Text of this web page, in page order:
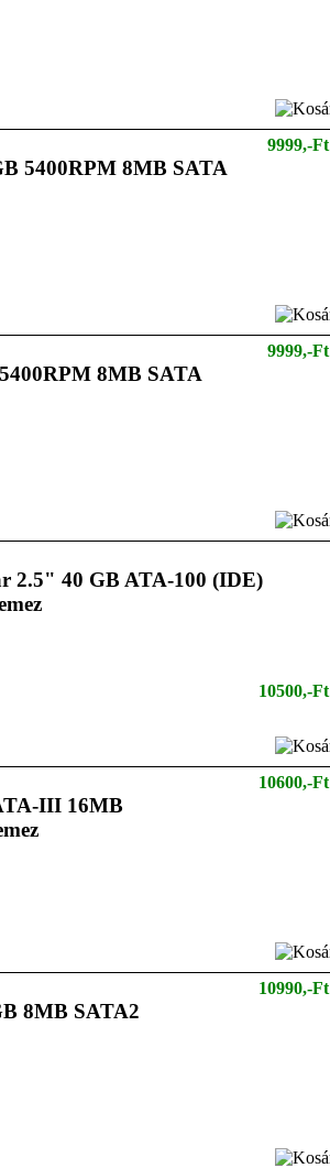
5400RPM 8MB SATA
9999,-Ft
8MB SATA
9999,-Ft
2.5" 40 GB ATA-100 (IDE)
10500,-Ft
III 16MB
10600,-Ft
8MB SATA2
10990,-Ft